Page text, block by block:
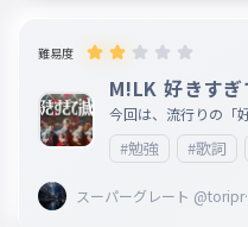
難易度
今回は、流行りの「
ってみました！
#勉強 #歌詞
スーパーグレート